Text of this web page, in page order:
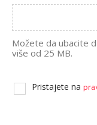
Možete da ubacite
više od 25 MB.
Pristajete na